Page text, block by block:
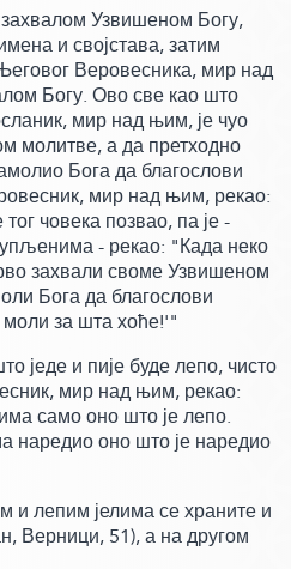
Узвишеном Богу,
и својстава, затим
Веровесника, мир над
Богу.Ово све као што
мир над њим, је чуо
молитве, а да претходно
Бога да благослови
мир над њим,рекао:
човека позвао, па је -
-рекао: "Када неко
захвали своме Узвишеном
Бога да благослови
за шта хоће!'"
једе и пије буде лепо, чисто
мир над њим,рекао:
само оно што је лепо.
наредио оно што је наредио
лепим јелима се храните и
Верници, 51),а на другом